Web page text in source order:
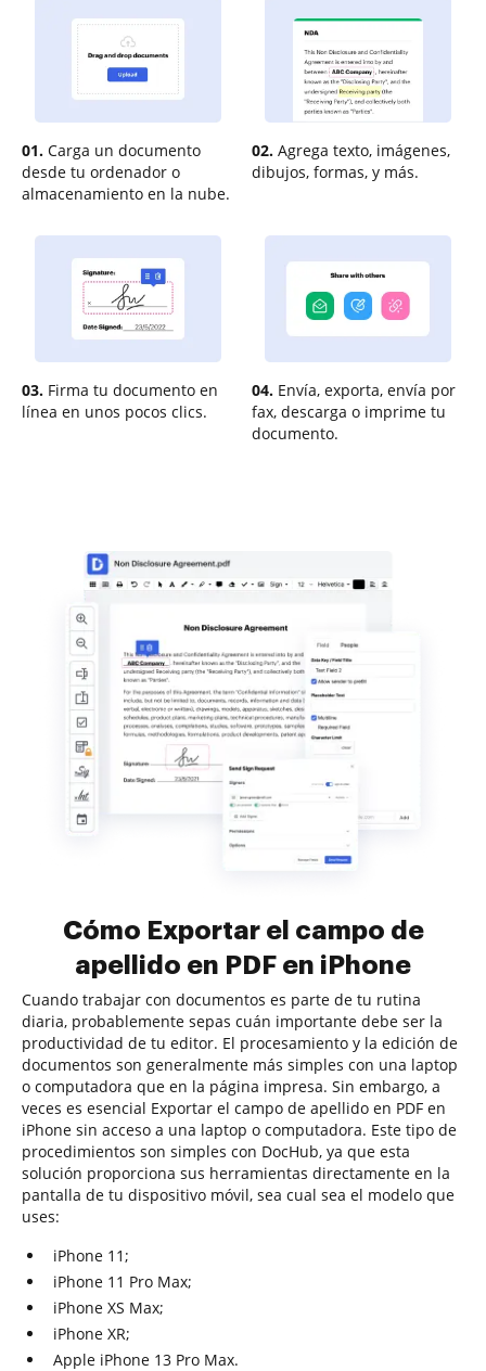
01. Carga un documento
desde tu ordenador o
almacenamiento en la nube.
02. Agrega texto, imágenes,
dibujos, formas, y más.
03. Firma tu documento en
línea en unos pocos clics.
04. Envía, exporta, envía por
fax, descarga o imprime tu
documento.
Cómo Exportar el campo de
apellido en PDF en iPhone
Cuando trabajar con documentos es parte de tu rutina
diaria, probablemente sepas cuán importante debe ser la
productividad de tu editor. El procesamiento y la edición de
documentos son generalmente más simples con una laptop
o computadora que en la página impresa. Sin embargo, a
veces es esencial Exportar el campo de apellido en PDF en
iPhone sin acceso a una laptop o computadora. Este tipo de
procedimientos son simples con DocHub, ya que esta
solución proporciona sus herramientas directamente en la
pantalla de tu dispositivo móvil, sea cual sea el modelo que
uses:
iPhone 11;
iPhone 11 Pro Max;
iPhone XS Max;
iPhone XR;
Apple iPhone 13 Pro Max.